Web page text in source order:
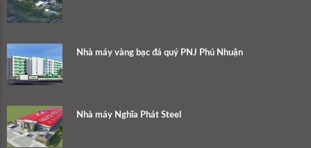
Nhà máy vàng bạc đá quý PNJ Phú Nhuận
Nhà máy Nghĩa Phát Steel